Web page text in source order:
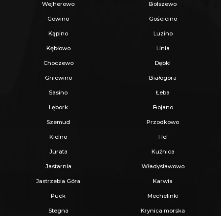
Krajobrazowego.
LOKALIZACJA:
Prezentowana inwestycja
się w Chłapowie
przy ulicy Głogowej
520 metrów w
lini prostej od morza.
Bezpośrednio z działki
istnieją dwie możliwe drogi na plażę. Jedna z
nich prowadzi przez Wąwóz Chłapowski,
zejście jest łagodne pośród malowniczego
krajobrazu, przechodzimy tunelem pod drogą
wzdłuż strumyka. Drugie zejście jest na
wysokim klifie po schodach.
Budynek leży w sąsiedztwie lasu z wieloma
ścieżkami spacerowymi, miejsce doskonałe do
Wejherowo Bolszewo
Gowino Gościcino
Kąpino Luzino
Kębłowo Linia
Choczewo Dębki
Gniewino Białogóra
Sasino Łeba
Lębork Bojano
Szemud Przodkowo
Kielno Hel
Jurata Kuźnica
Jastarnia Władysławowo
Jastrzebia Góra Karwia
Puck Mechelinki
Stegna Krynica morska